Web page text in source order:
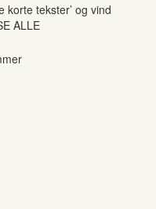
korte tekster’ og vind
ALLE